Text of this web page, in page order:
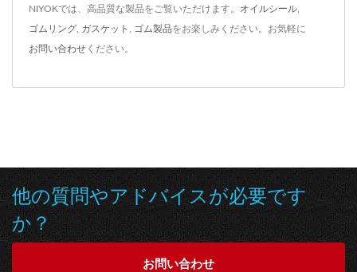
NIYOKでは、高品質な製品をご覧いただけます。 オイルシール
ゴムリング ガスケット ゴム製品をお楽しみください。お気軽に
お問い合わせ ください。
他の質問やアドバイスが必要です
か？
お問い合わせ